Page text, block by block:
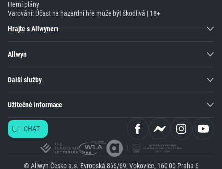
Herní plány
Varování: Účast na hazardní hře může být škodlivá | 18+
Hrajte s Allwynem
Allwyn
Další služby
Užitečné informace
CHAT
© Allwyn Česko a.s. Evropská 866/69, Vokovice, 160 00 Praha 6